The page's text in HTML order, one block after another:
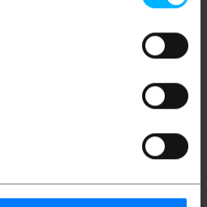
(szerokość x głębokość x
18.0 x 10.0 x 1.5 cm